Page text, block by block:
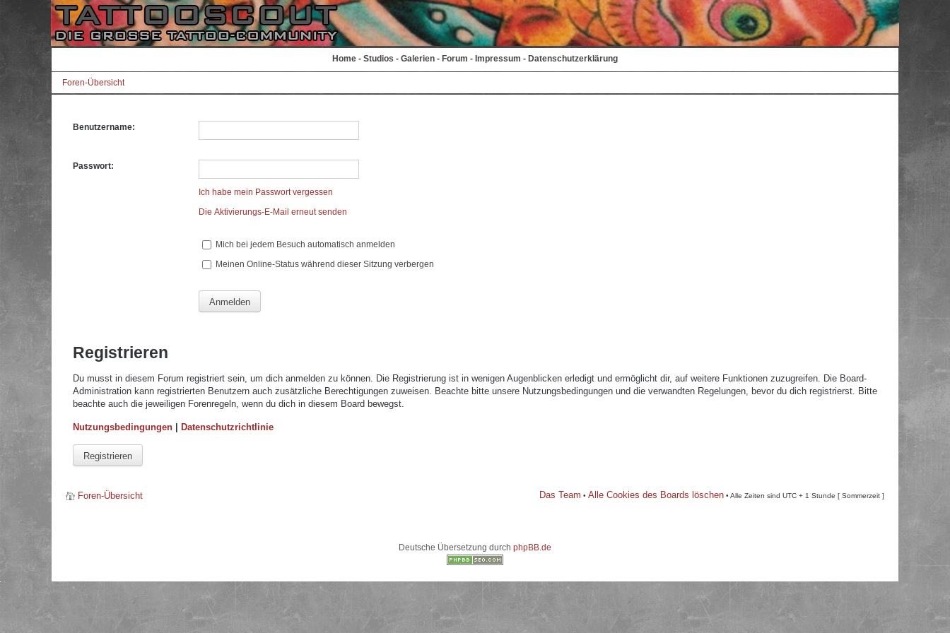
Home - Studios - Galerien - Forum - Impressum - Datenschutzerklärung
Foren-Übersicht
Benutzername:
Passwort:
Ich habe mein Passwort vergessen
Die Aktivierungs-E-Mail erneut senden
Mich bei jedem Besuch automatisch anmelden
Meinen Online-Status während dieser Sitzung verbergen
Registrieren
Du musst in diesem Forum registriert sein, um dich anmelden zu können. Die Registrierung ist in wenigen Augenblicken erledigt und ermöglicht dir, auf weitere Funktionen zuzugreifen. Die Board-
Administration kann registrierten Benutzern auch zusätzliche Berechtigungen zuweisen. Beachte bitte unsere Nutzungsbedingungen und die verwandten Regelungen, bevor du dich registrierst. Bitte
beachte auch die jeweiligen Forenregeln, wenn du dich in diesem Board bewegst.
Nutzungsbedingungen | Datenschutzrichtlinie
Registrieren
Foren-Übersicht Das Team • Alle Cookies des Boards löschen • Alle Zeiten sind UTC + 1 Stunde [ Sommerzeit ]
Deutsche Übersetzung durch phpBB.de